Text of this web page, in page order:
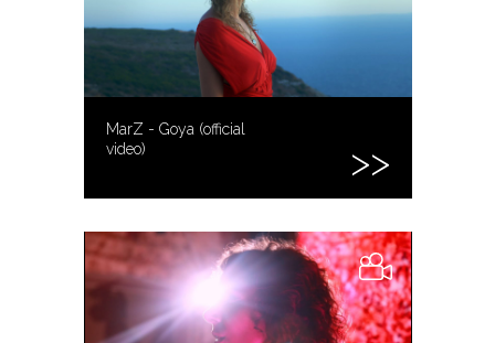
MarZ - Goya (official
video)